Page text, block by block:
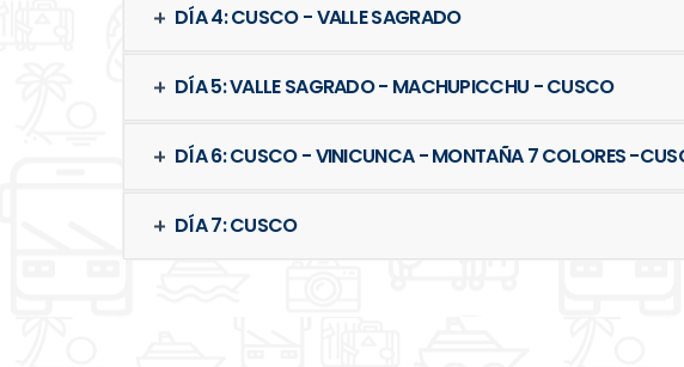
DÍA 4: CUSCO - VALLE SAGRADO
DÍA 5: VALLE SAGRADO - MACHUPICCHU - CUSCO
DÍA 6: CUSCO - VINICUNCA - MONTAÑA 7 COLORES -
DÍA 7: CUSCO